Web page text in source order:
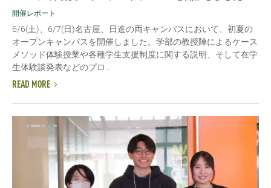
開催レポート
6/6(土)、6/7(日)名古屋、日進の両キャンパスにおいて、初夏の
オープンキャンパスを開催しました。学部の教授陣によるケース
メソッド体験授業や各種学生支援制度に関する説明、そして在学
生体験談発表などのプロ...
READ MORE